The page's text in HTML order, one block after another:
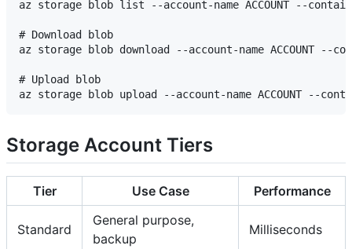
az storage blob list --account-name ACCOUNT --
# Download blob
az storage blob download --account-name ACCOUNT --
# Upload blob
Storage Account Tiers
Tier Use Case Performance
Standard
General purpose,
backup
Milliseconds